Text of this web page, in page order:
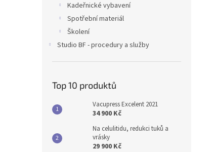
Kadeřnické vybavení
Spotřební materiál
Školení
Studio BF - procedury a služby
Top 10 produktů
Vacupress Excelent 2021
34 900 Kč
Na celulitidu, redukci tuků a
vrásky
29 900 Kč